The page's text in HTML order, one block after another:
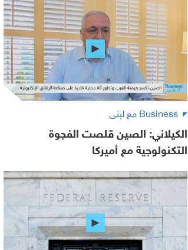
Business مع لبنى
الكيلاني: الصين قلصت الفجوة
التكنولوجية مع أميركا